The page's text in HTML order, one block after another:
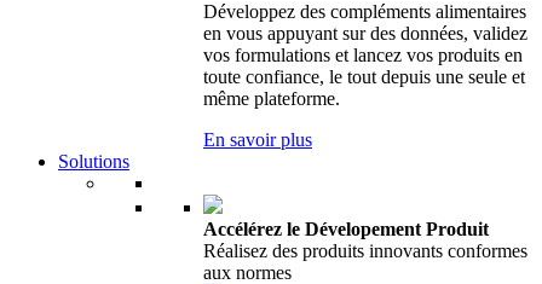
Développez des compléments alimentaires
en vous appuyant sur des données, validez
vos formulations et lancez vos produits en
toute confiance, le tout depuis une seule et
même plateforme.
En savoir plus
Solutions
Accélérez le Dévelopement Produit
Réalisez des produits innovants conformes
aux normes